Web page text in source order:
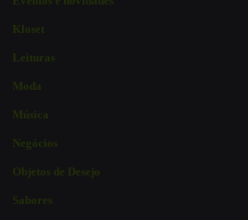
Kloset
Leituras
Moda
Música
Negócios
Objetos de Desejo
Sabores